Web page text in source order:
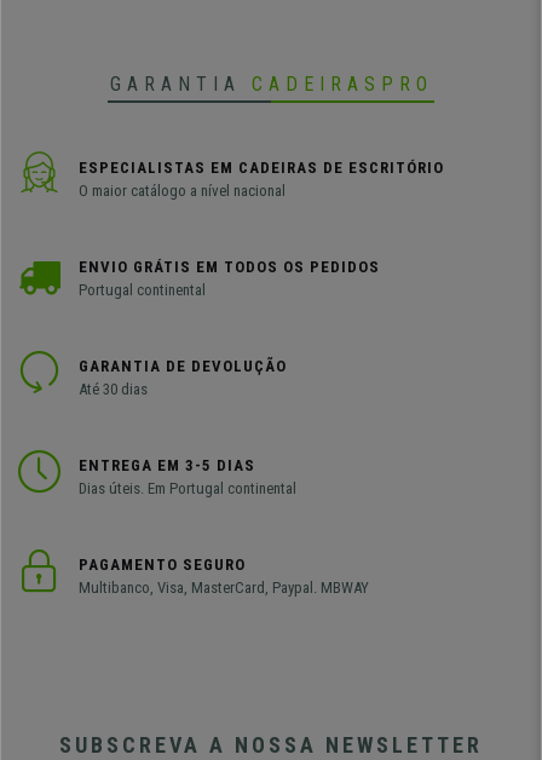
GARANTIA CADEIRASPRO
ESPECIALISTAS EM CADEIRAS DE ESCRITÓRIO
O maior catálogo a nível nacional
ENVIO GRÁTIS EM TODOS OS PEDIDOS
Portugal continental
GARANTIA DE DEVOLUÇÃO
Até 30 dias
ENTREGA EM 3-5 DIAS
Dias úteis. Em Portugal continental
PAGAMENTO SEGURO
Multibanco, Visa, MasterCard, Paypal. MBWAY
SUBSCREVA A NOSSA NEWSLETTER